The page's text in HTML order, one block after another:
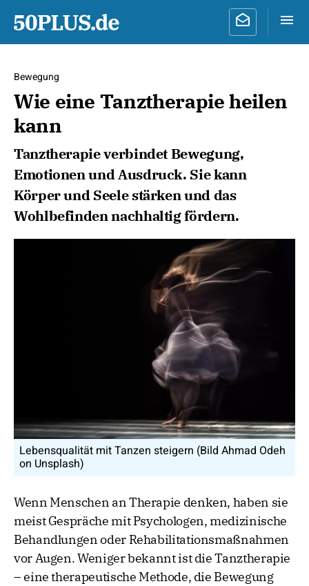
Bewegung
Wie eine Tanztherapie heilen
kann
Tanztherapie verbindet Bewegung,
Emotionen und Ausdruck. Sie kann
Körper und Seele stärken und das
Wohlbefinden nachhaltig fördern.
Lebensqualität mit Tanzen steigern (Bild Ahmad Odeh
on Unsplash)
Wenn Menschen an Therapie denken, haben sie
meist Gespräche mit Psychologen, medizinische
Behandlungen oder Rehabilitationsmaßnahmen
vor Augen. Weniger bekannt ist die Tanztherapie
– eine therapeutische Methode, die Bewegung